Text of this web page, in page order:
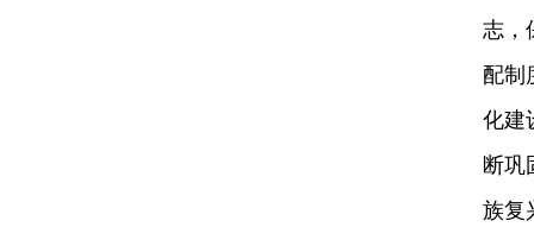
志，
配制
化建
断巩
族复